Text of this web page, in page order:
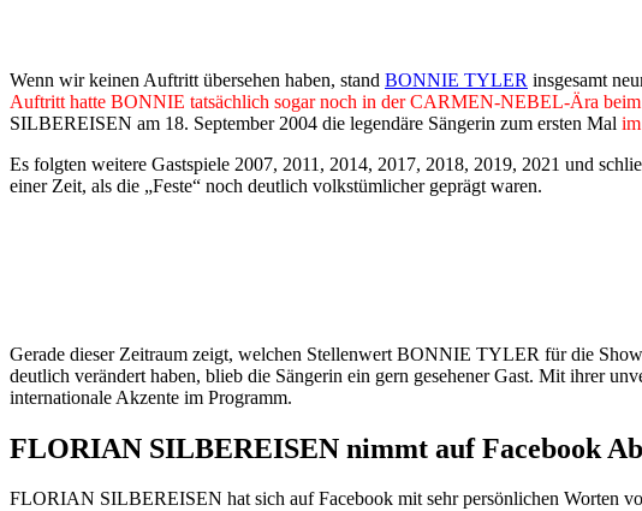
Wenn wir keinen Auftritt übersehen haben, stand BONNIE TYLER insgesamt
Auftritt hatte BONNIE tatsächlich sogar noch in der CARMEN-NEBEL-Ära beim
SILBEREISEN am 18. September 2004 die legendäre Sängerin zum ersten Mal
Es folgten weitere Gastspiele 2007, 2011, 2014, 2017, 2018, 2019, 2021 und
einer Zeit, als die „Feste“ noch deutlich volkstümlicher geprägt waren.
Gerade dieser Zeitraum zeigt, welchen Stellenwert BONNIE TYLER für die
deutlich verändert haben, blieb die Sängerin ein gern gesehener Gast. Mit ihrer
internationale Akzente im Programm.
FLORIAN SILBEREISEN nimmt auf Facebook
FLORIAN SILBEREISEN hat sich auf Facebook mit sehr persönlichen Worten